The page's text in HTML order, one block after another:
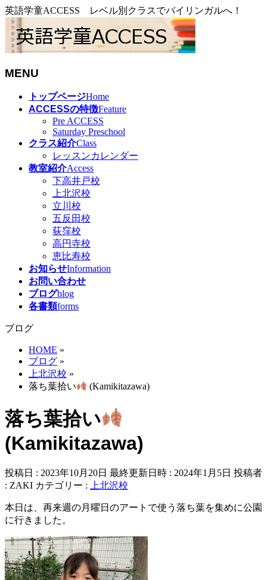
英語学童ACCESS レベル別クラスでバイリンガルへ！
MENU
トップページHome
ACCESSの特徴Feature
Pre ACCESS
Saturday Preschool
クラス紹介Class
レッスンカレンダー
教室紹介Access
下高井戸校
上北沢校
立川校
五反田校
荻窪校
高円寺校
恵比寿校
お知らせInformation
お問い合わせ
ブログblog
各書類forms
ブログ
HOME »
ブログ »
上北沢校 »
落ち葉拾い
(Kamikitazawa)
落ち葉拾い
(Kamikitazawa)
投稿日 : 2023年10月20日 最終更新日時 : 2024年1月5日 投稿者
: ZAKI カテゴリー : 上北沢校
本日は、再来週の月曜日のアートで使う落ち葉を集めに公園
に行きました。